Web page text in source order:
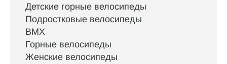
Детские горные велосипеды
Подростковые велосипеды
BMX
Горные велосипеды
Женские велосипеды